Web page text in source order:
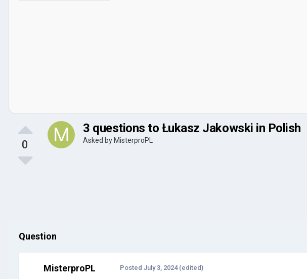
0
3 questions to Łukasz Jakowski in Polish
Asked by MisterproPL
Question
MisterproPL Posted July 3, 2024 (edited)